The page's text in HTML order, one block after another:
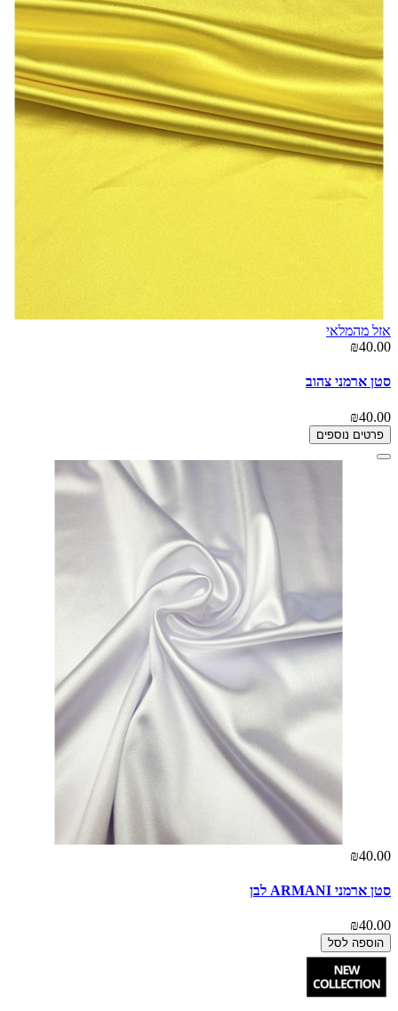
אזל מהמלאי
₪40.00
סטן ארמני צהוב
₪40.00
פרטים נוספים
₪40.00
סטן ארמני ARMANI לבן
₪40.00
הוספה לסל